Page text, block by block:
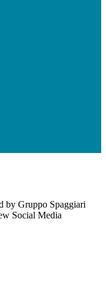
by Gruppo Spaggiari
Social Media